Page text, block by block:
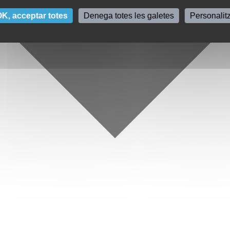
acceptar totes Denega totes les galetes